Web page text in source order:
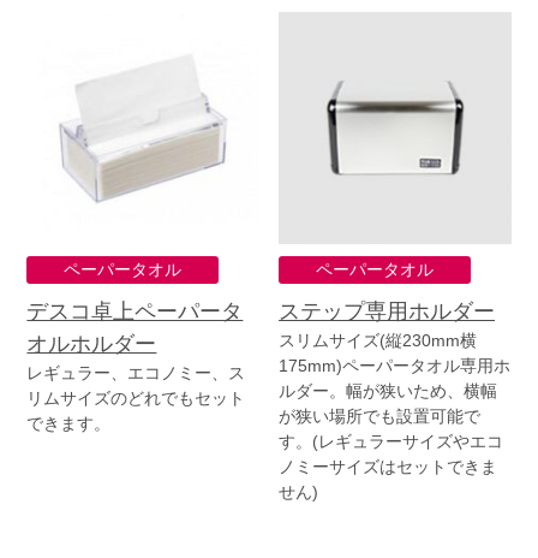
ペーパータオル
デスコ卓上ペーパータ
オルホルダー
レギュラー、エコノミー、ス
リムサイズのどれでもセット
できます。
ペーパータオル
ステップ専用ホルダー
スリムサイズ(縦230mm横
175mm)ペーパータオル専用ホ
ルダー。幅が狭いため、横幅
が狭い場所でも設置可能で
す。(レギュラーサイズやエコ
ノミーサイズはセットできま
せん)